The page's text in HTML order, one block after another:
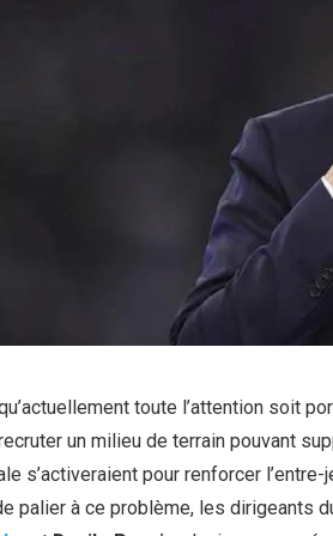
toute l’attention soit
un milieu de terrain pouvant
s’activeraient pour renforcer
palier à ce problème, les dirigeants